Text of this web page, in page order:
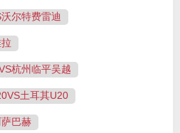
尔特费雷迪
杭州临平吴越
土耳其U20
巴赫